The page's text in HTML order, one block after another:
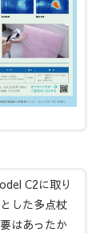
C2に取り
した多点杖
はあったか